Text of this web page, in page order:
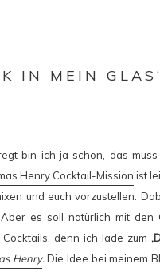
IN MEIN
bin ich ja schon, das
Henry Cocktail-Mission ist
und euch vorzustellen.
es soll natürlich mit
denn ich lade zum
Henry.Die Idee bei meinem